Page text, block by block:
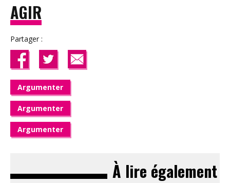
AGIR
Partager :
Argumenter
Argumenter
Argumenter
À lire également